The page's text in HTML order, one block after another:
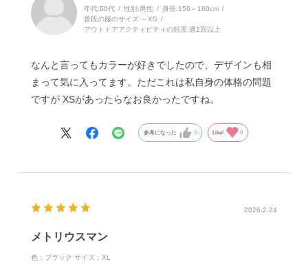
年代:60代 性別:男性 身長:156～160cm
普段の服のサイズ: ～XS
アウトドアアクティビティの頻度:週1回以上
なんと言ってもカラーが好きでしたので、デザインも相
まって気に入ってます。ただこれは私自身の体格の問題
ですが XSがあったらなお良かったですね。
参考になった 0 Like! 0
2026.2.24
メトリウスマン
色：ブラック サイズ：XL